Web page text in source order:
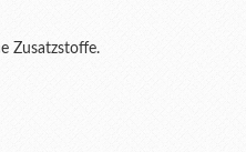
Zusatzstoffe.